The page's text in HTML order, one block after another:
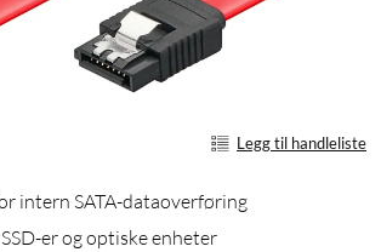
Legg til handleliste
intern SATA-dataoverføring
er og optiske enheter